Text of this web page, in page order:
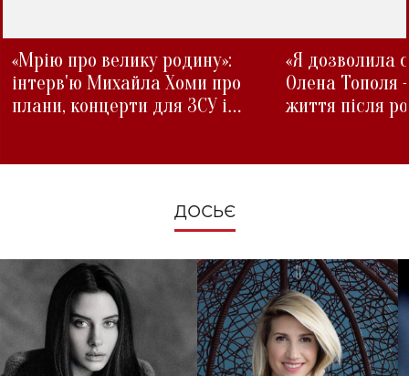
«Мрію про велику родину»:
інтерв'ю Михайла Хоми про
плани, концерти для ЗСУ і
«Я дозволила
Олена Тополя
життя після
ДОСЬЄ